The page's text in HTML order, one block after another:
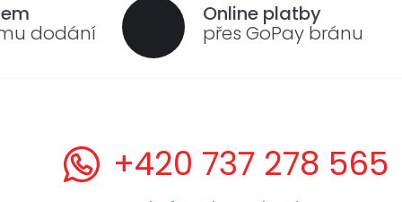
dodání
Online platby
přes GoPay bránu
+420 737 278 565